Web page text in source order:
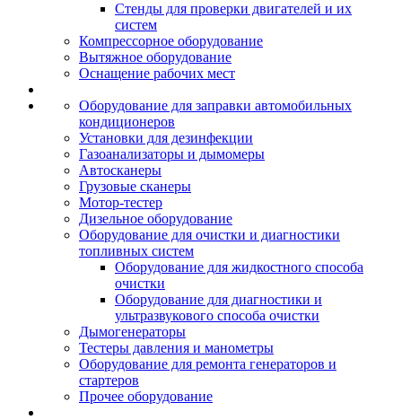
Стенды для проверки двигателей и их
систем
Компрессорное оборудование
Вытяжное оборудование
Оснащение рабочих мест
Оборудование для заправки автомобильных
кондиционеров
Установки для дезинфекции
Газоанализаторы и дымомеры
Автосканеры
Грузовые сканеры
Мотор-тестер
Дизельное оборудование
Оборудование для очистки и диагностики
топливных систем
Оборудование для жидкостного способа
очистки
Оборудование для диагностики и
ультразвукового способа очистки
Дымогенераторы
Тестеры давления и манометры
Оборудование для ремонта генераторов и
стартеров
Прочее оборудование